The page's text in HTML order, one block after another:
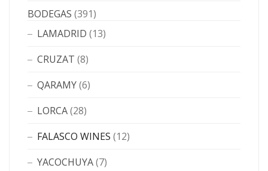
BODEGAS (391)
LAMADRID (13)
CRUZAT (8)
QARAMY(6)
LORCA(28)
FALASCO WINES (12)
YACOCHUYA(7)